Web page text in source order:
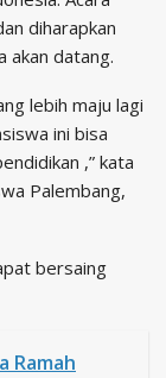
diharapkan
akan datang.
lebih maju lagi
ini bisa
,” kata
Palembang,
bersaing
Ramah